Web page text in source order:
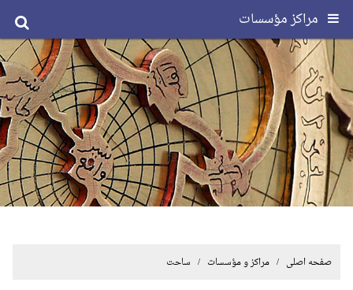
مراکز مؤسسات
صفحه اصلی / مراکز و مؤسسات / ساحت